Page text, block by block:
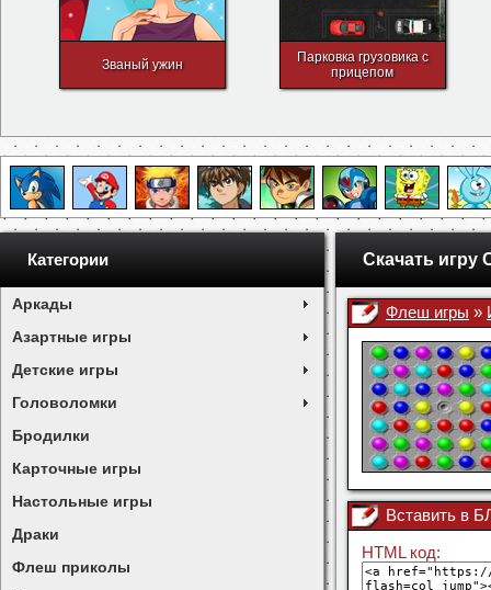
Званый ужин
Парковка грузовика с
прицепом
Категории
Аркады
Азартные игры
Детские игры
Головоломки
Бродилки
Карточные игры
Настольные игры
Драки
Флеш приколы
Скачать игру
Флеш игры »
Вставить в
HTML код: